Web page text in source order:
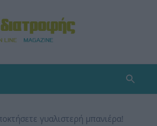
γυαλιστερή μπανιέρα!